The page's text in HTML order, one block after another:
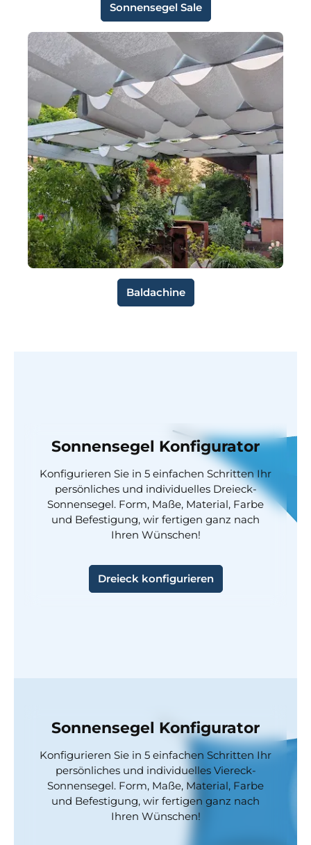
Sonnensegel Sale
Baldachine
Sonnensegel Konfigurator
Konfigurieren Sie in 5 einfachen Schritten Ihr
persönliches und individuelles Dreieck-
Sonnensegel. Form, Maße, Material, Farbe
und Befestigung, wir fertigen ganz nach
Ihren Wünschen!
Dreieck konfigurieren
Sonnensegel Konfigurator
Konfigurieren Sie in 5 einfachen Schritten Ihr
persönliches und individuelles Viereck-
Sonnensegel. Form, Maße, Material, Farbe
und Befestigung, wir fertigen ganz nach
Ihren Wünschen!